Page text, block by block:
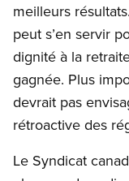
meilleurs
peut s’en servir
dignité à la
gagnée. Plus
devrait pas
rétroactive des
Le Syndicat